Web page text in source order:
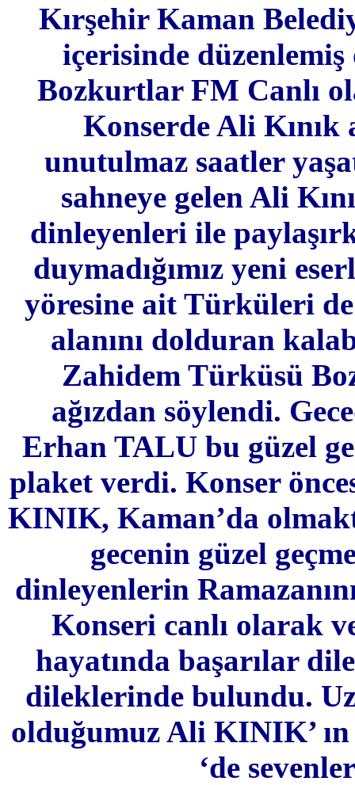
Kırşehir Kaman
içerisinde
Bozkurtlar FM Canlı
Konserde Ali Kınık
unutulmaz saatler
sahneye gelen Ali
dinleyenleri ile
duymadığımız yeni
yöresine ait Türküleri
alanını dolduran
Zahidem Türküsü
ağızdan söylendi.
Erhan TALU bu güzel
plaket verdi. Konser
KINIK, Kaman’da
gecenin güzel
dinleyenlerin
Konseri canlı olarak
hayatında başarılar
dileklerinde bulundu.
olduğumuz Ali KINIK’
‘de